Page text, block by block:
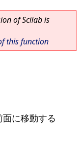
of Scilab is
this function
に移動する